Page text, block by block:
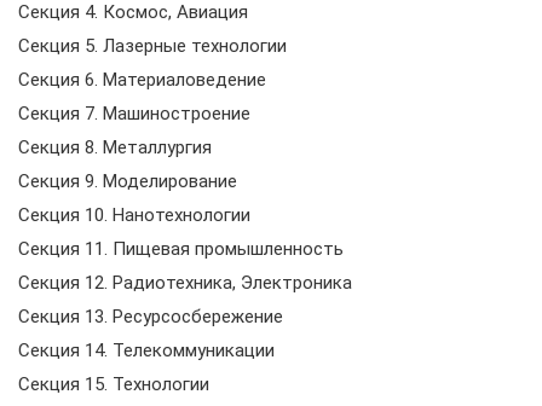
Секция 4. Космос, Авиация
Секция 5. Лазерные технологии
Секция 6. Материаловедение
Секция 7. Машиностроение
Секция 8. Металлургия
Секция 9. Моделирование
Секция 10. Нанотехнологии
Секция 11. Пищевая промышленность
Секция 12. Радиотехника, Электроника
Секция 13. Ресурсосбережение
Секция 14. Телекоммуникации
Секция 15. Технологии